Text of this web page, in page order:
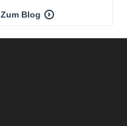
Zum Blog